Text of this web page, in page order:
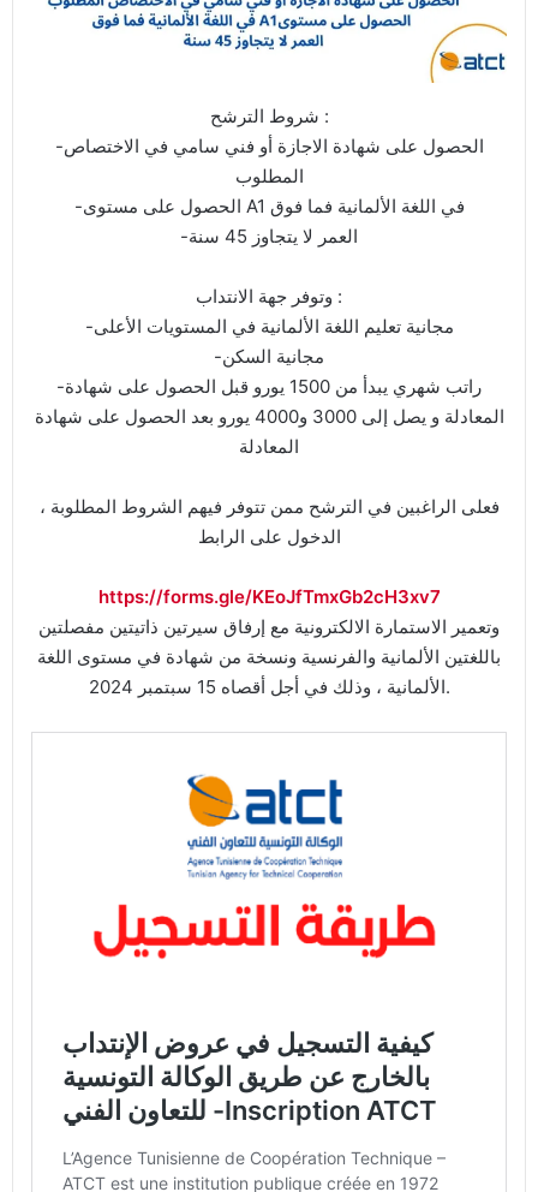
شروط الترشح :
-الحصول على شهادة الاجازة أو فني سامي في الاختصاص
المطلوب
-الحصول على مستوى A1 في اللغة الألمانية فما فوق
-العمر لا يتجاوز 45 سنة
وتوفر جهة الانتداب :
-مجانية تعليم اللغة الألمانية في المستويات الأعلى
-مجانية السكن
-راتب شهري يبدأ من 1500 يورو قبل الحصول على شهادة
المعادلة و يصل إلى 3000 و4000 يورو بعد الحصول على شهادة
المعادلة
فعلى الراغبين في الترشح ممن تتوفر فيهم الشروط المطلوبة ،
الدخول على الرابط
https://forms.gle/KEoJfTmxGb2cH3xv7
وتعمير الاستمارة الالكترونية مع إرفاق سيرتين ذاتيتين مفصلتين
باللغتين الألمانية والفرنسية ونسخة من شهادة في مستوى اللغة
الألمانية ، وذلك في أجل أقصاه 15 سبتمبر 2024.